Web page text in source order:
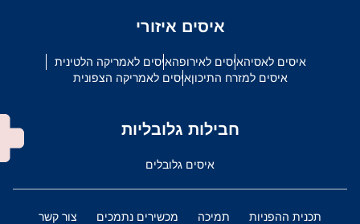
איסים איזורי
איסים לאסיהאיסים לאירופהאיסים לאמריקה הלטינית
איסים למזרח התיכוןאיסים לאמריקה הצפונית
חבילות גלובליות
איסים גלובלים
תכנית ההפניות תמיכה מכשירים נתמכים צור קשר